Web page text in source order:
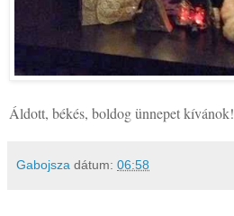
Áldott, békés, boldog ünnepet kívánok!
Gabojsza dátum: 06:58